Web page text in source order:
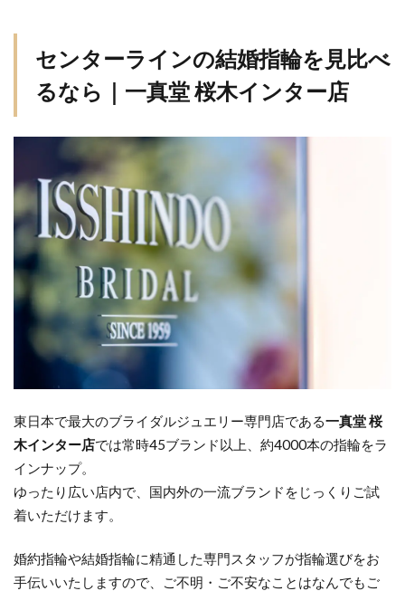
センターラインの結婚指輪を見比べ
るなら｜一真堂 桜木インター店
東日本で最大のブライダルジュエリー専門店である一真堂 桜
木インター店では常時45ブランド以上、約4000本の指輪をラ
インナップ。
ゆったり広い店内で、国内外の一流ブランドをじっくりご試
着いただけます。
婚約指輪や結婚指輪に精通した専門スタッフが指輪選びをお
手伝いいたしますので、ご不明・ご不安なことはなんでもご